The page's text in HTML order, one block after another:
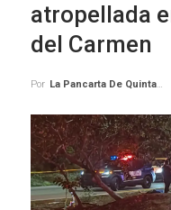
atropellada
del Carmen
Por La Pancarta De Quintana Roo